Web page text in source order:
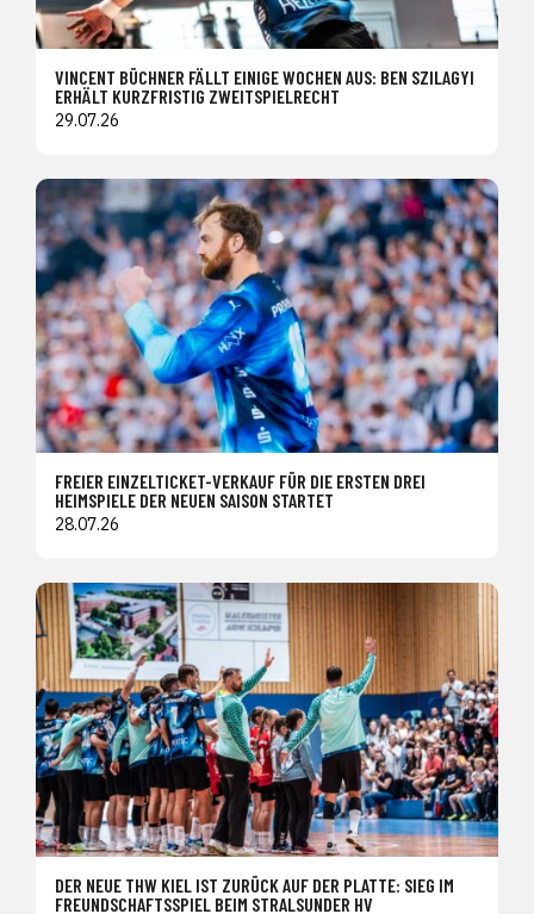
VINCENT BÜCHNER FÄLLT EINIGE WOCHEN AUS: BEN SZILAGYI
ERHÄLT KURZFRISTIG ZWEITSPIELRECHT
29.07.26
FREIER EINZELTICKET-VERKAUF FÜR DIE ERSTEN DREI
HEIMSPIELE DER NEUEN SAISON STARTET
28.07.26
DER NEUE THW KIEL IST ZURÜCK AUF DER PLATTE: SIEG IM
FREUNDSCHAFTSSPIEL BEIM STRALSUNDER HV